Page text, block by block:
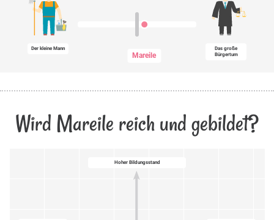
Der kleine Mann
Mareile
Das große
Bürgertum
Wird Mareile reich und gebildet?
Hoher Bildungsstand